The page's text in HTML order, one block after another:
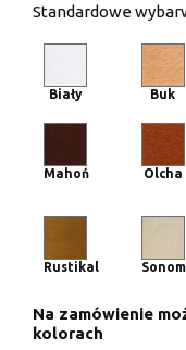
Standardowe
Biały Buk
Mahoń Olcha
Rustikal
Na zamówienie
kolorach